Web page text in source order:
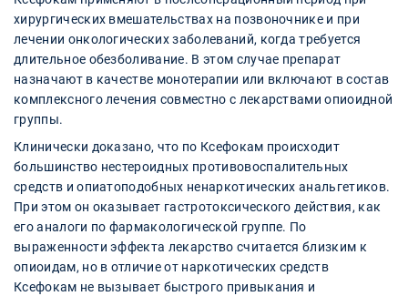
хирургических вмешательствах на позвоночнике и при
лечении онкологических заболеваний, когда требуется
длительное обезболивание. В этом случае препарат
назначают в качестве монотерапии или включают в состав
комплексного лечения совместно с лекарствами опиоидной
группы.
Клинически доказано, что по Ксефокам происходит
большинство нестероидных противовоспалительных
средств и опиатоподобных ненаркотических анальгетиков.
При этом он оказывает гастротоксического действия, как
его аналоги по фармакологической группе. По
выраженности эффекта лекарство считается близким к
опиоидам, но в отличие от наркотических средств
Ксефокам не вызывает быстрого привыкания и